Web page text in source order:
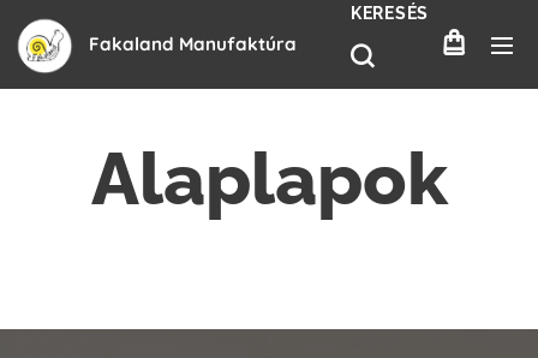
Fakaland Manufaktúra
KERESÉS
Alaplapok